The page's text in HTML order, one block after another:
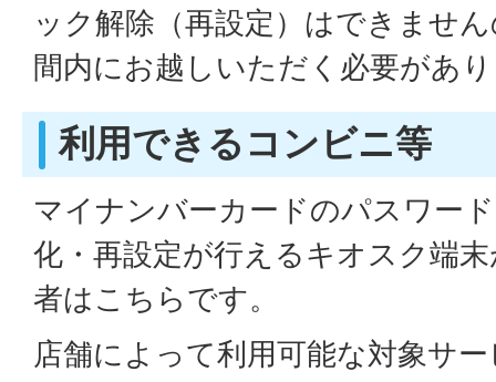
ック解除（再設定）はできませ
間内にお越しいただく必要があ
利用できるコンビニ等
マイナンバーカードのパスワー
化・再設定が行えるキオスク端
者はこちらです。
店舗によって利用可能な対象サ